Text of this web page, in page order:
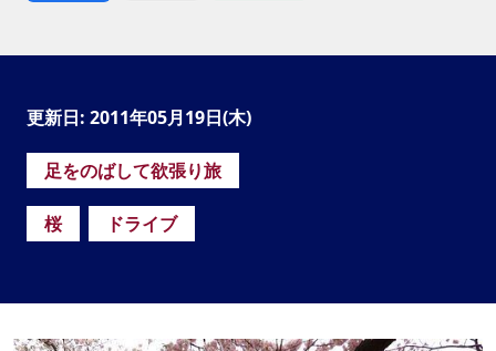
更新日: 2011年05月19日(木)
足をのばして欲張り旅
桜 ドライブ